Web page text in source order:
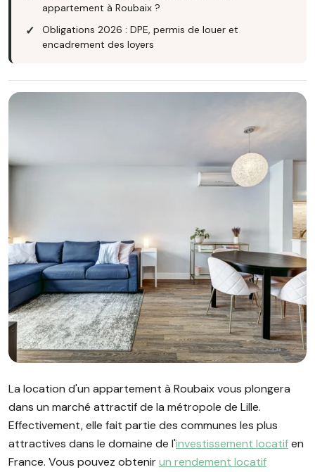
appartement à Roubaix ?
Obligations 2026 : DPE, permis de louer et
encadrement des loyers
La location d'un appartement à Roubaix vous plongera
dans un marché attractif de la métropole de Lille.
Effectivement, elle fait partie des communes les plus
attractives dans le domaine de l'investissement locatifen
France. Vous pouvez obtenirun rendement locatif